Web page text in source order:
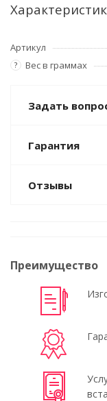
Артикул
? Вес в граммах
Задать
Гарантия
Отзывы
Преимущество